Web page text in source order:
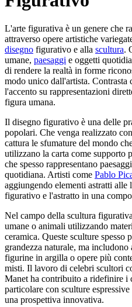
L'arte figurativa è un genere che
attraverso opere artistiche
disegno figurativo e alla scultura.
umane, paesaggi e oggetti
di rendere la realtà in forme
modo unico dall'artista. Contrasta
l'accento su rappresentazioni
figura umana.
Il disegno figurativo è una delle
popolari. Che venga realizzato
cattura le sfumature del mondo
utilizzano la carta come supporto
che spesso rappresentano
quotidiana. Artisti come Pablo
aggiungendo elementi astratti
figurativo e l'astratto in una
Nel campo della scultura
umane o animali utilizzando
ceramica. Queste sculture spesso
grandezza naturale, ma
figurine in argilla o opere più
misti. Il lavoro di celebri scultori
Manet ha contribuito a ridefinire
particolare con sculture
una prospettiva innovativa.